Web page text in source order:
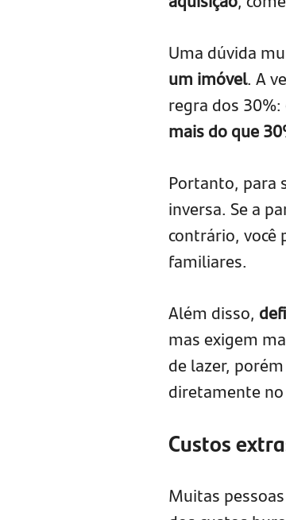
Uma dúvida
um imóvel. A
regra dos 30%:
mais do que
Portanto, para
inversa. Se a
contrário, você
familiares.
Além disso,
mas exigem
de lazer,
diretamente
Custos
Muitas